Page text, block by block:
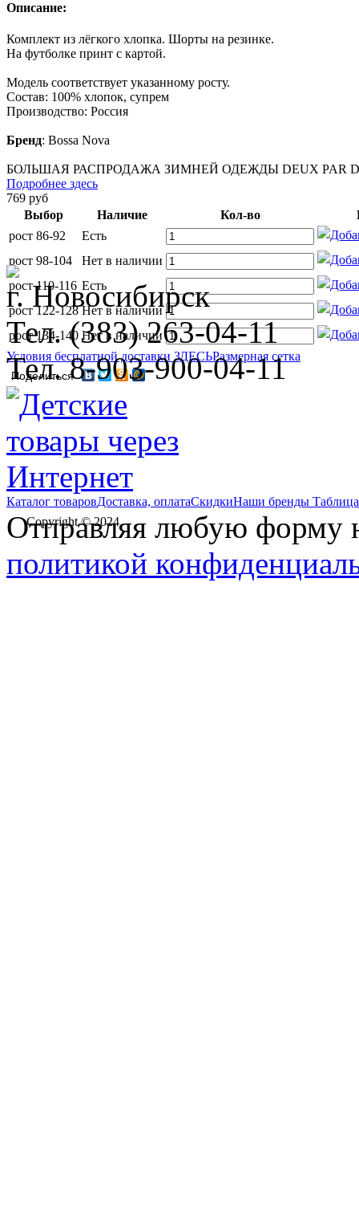
Описание:
Комплект из лёгкого хлопка. Шорты на резинке.
На футболке принт с картой.
Модель соответствует указанному росту.
Состав: 100% хлопок, супрем
Производство: Россия
Бренд: Bossa Nova
БОЛЬШАЯ РАСПРОДАЖА ЗИМНЕЙ ОДЕЖДЫ DEUX PAR
Подробнее здесь
769 руб
Выбор
Наличие Кол-во
рост 86-92
Есть
рост 98-104
Нет в наличии
рост 110-116 Есть
рост 122-128 Нет в наличии
рост 134-140 Нет в наличии
Условия бесплатной доставки ЗДЕСЬРазмерная сетка
Поделиться
г. Новосибирск
Тел. (383) 263-04-11
Тел. 8-903-900-04-11
Каталог товаровДоставка, оплатаСкидкиНаши бренды
Copyright © 2024
Отправляя любую форму
политикой